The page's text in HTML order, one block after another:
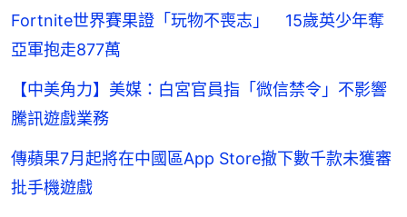
Fortnite世界賽果證「玩物不喪志」 15歲英少年奪
亞軍抱走877萬
【中美角力】美媒：白宮官員指「微信禁令」不影響
騰訊遊戲業務
傳蘋果7月起將在中國區App Store撤下數千款未獲審
批手機遊戲